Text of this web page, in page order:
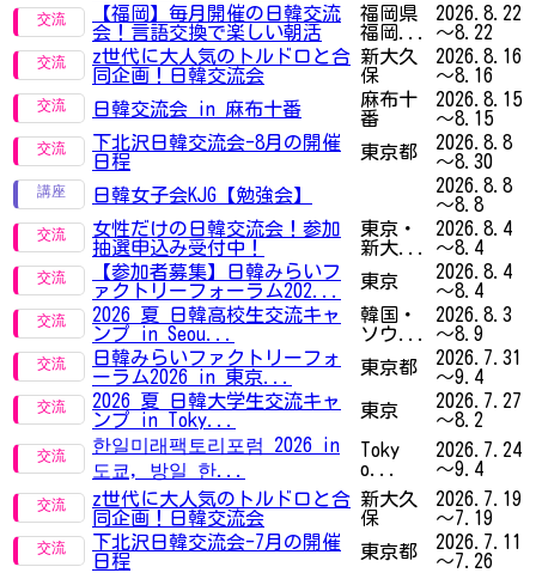
【福岡】毎月開催の日韓交流
会！言語交換で楽しい朝活
福岡県
福岡...
2026.8.22
～8.22
z世代に大人気のトルドロと合
同企画！日韓交流会
新大久
保
2026.8.16
～8.16
日韓交流会 in 麻布十番
麻布十
番
2026.8.15
～8.15
下北沢日韓交流会-8月の開催
日程
東京都
2026.8.8
～8.30
日韓女子会KJG【勉強会】
2026.8.8
～8.8
女性だけの日韓交流会！参加
抽選申込み受付中！
東京・
新大...
2026.8.4
～8.4
【参加者募集】日韓みらいフ
ァクトリーフォーラム202...
東京
2026.8.4
～8.4
2026 夏 日韓高校生交流キャ
ンプ in Seou...
韓国・
ソウ...
2026.8.3
～8.9
日韓みらいファクトリーフォ
ーラム2026 in 東京...
東京都
2026.7.31
～9.4
2026 夏 日韓大学生交流キャ
ンプ in Toky...
東京
2026.7.27
～8.2
한일미래팩토리포럼 2026 in
도쿄, 방일 한...
Toky
o...
2026.7.24
～9.4
z世代に大人気のトルドロと合
同企画！日韓交流会
新大久
保
2026.7.19
～7.19
下北沢日韓交流会-7月の開催
日程
東京都
2026.7.11
～7.26